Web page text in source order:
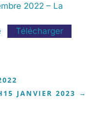
2022 – La
Télécharger
JANVIER 2023 →